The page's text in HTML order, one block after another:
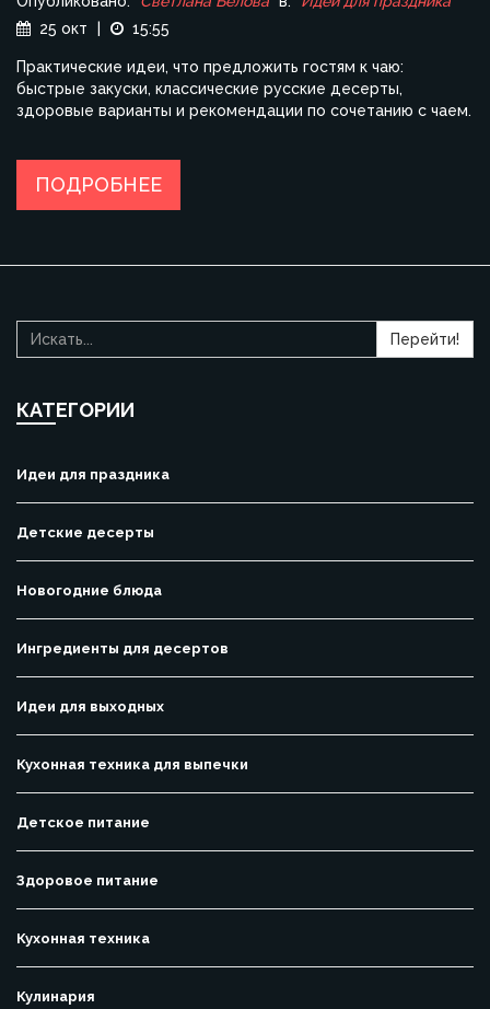
25 окт
15:55
Практические идеи, что предложить гостям к чаю:
быстрые закуски, классические русские десерты,
здоровые варианты и рекомендации по сочетанию с чаем.
ПОДРОБНЕЕ
Перейти!
КАТЕГОРИИ
Идеи для праздника
Детские десерты
Новогодние блюда
Ингредиенты для десертов
Идеи для выходных
Кухонная техника для выпечки
Детское питание
Здоровое питание
Кухонная техника
Кулинария